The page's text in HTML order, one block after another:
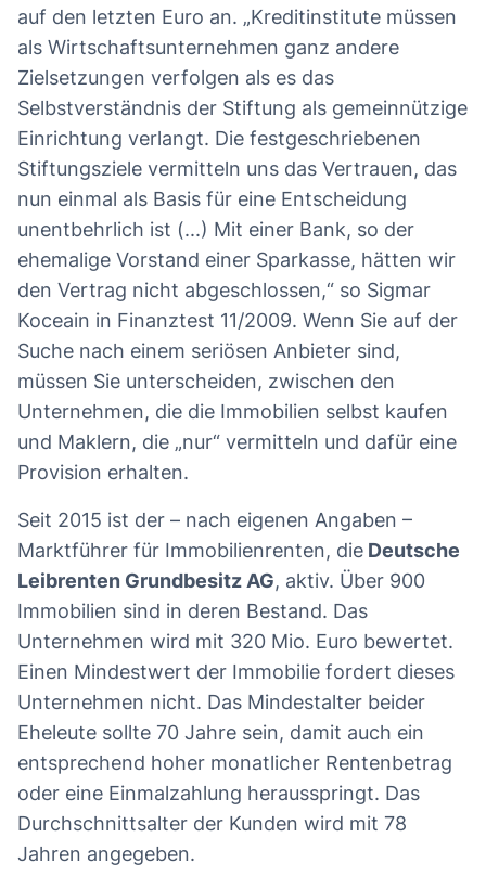
auf den letzten Euro an. „Kreditinstitute müssen
als Wirtschaftsunternehmen ganz andere
Zielsetzungen verfolgen als es das
Selbstverständnis der Stiftung als gemeinnützige
Einrichtung verlangt. Die festgeschriebenen
Stiftungsziele vermitteln uns das Vertrauen, das
nun einmal als Basis für eine Entscheidung
unentbehrlich ist (...) Mit einer Bank, so der
ehemalige Vorstand einer Sparkasse, hätten wir
den Vertrag nicht abgeschlossen,“ so Sigmar
Koceain in Finanztest 11/2009. Wenn Sie auf der
Suche nach einem seriösen Anbieter sind,
müssen Sie unterscheiden, zwischen den
Unternehmen, die die Immobilien selbst kaufen
und Maklern, die „nur“ vermitteln und dafür eine
Provision erhalten.
Seit 2015 ist der – nach eigenen Angaben –
Marktführer für Immobilienrenten, die Deutsche
Leibrenten Grundbesitz AG, aktiv. Über 900
Immobilien sind in deren Bestand. Das
Unternehmen wird mit 320 Mio. Euro bewertet.
Einen Mindestwert der Immobilie fordert dieses
Unternehmen nicht. Das Mindestalter beider
Eheleute sollte 70 Jahre sein, damit auch ein
entsprechend hoher monatlicher Rentenbetrag
oder eine Einmalzahlung herausspringt. Das
Durchschnittsalter der Kunden wird mit 78
Jahren angegeben.